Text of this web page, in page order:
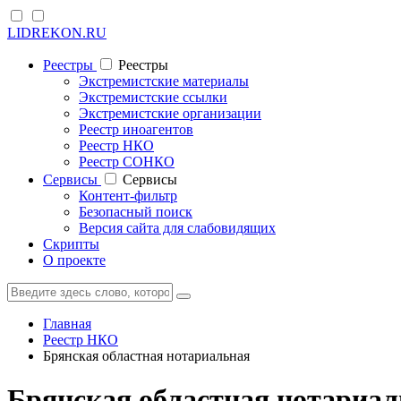
LIDREKON.RU
Реестры
Реестры
Экстремистские материалы
Экстремистские ссылки
Экстремистские организации
Реестр иноагентов
Реестр НКО
Реестр СОНКО
Cервисы
Cервисы
Контент-фильтр
Безопасный поиск
Версия сайта для слабовидящих
Скрипты
О проекте
Главная
Реестр НКО
Брянская областная нотариальная